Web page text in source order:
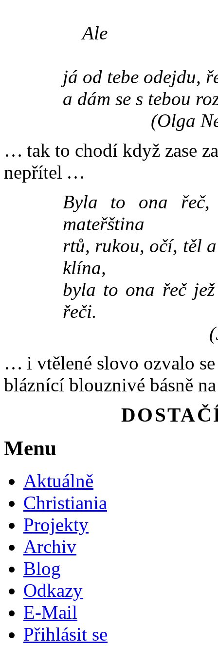
Ale
já od tebe odejdu,
a dám se s tebou
(Olga
… tak to chodí když zase
nepřítel …
Byla to ona
mateřština
rtů, rukou, očí, těl
klína,
byla to ona řeč
řeči.
… i vtělené slovo ozvalo
bláznící blouznivé básně
Menu
Aktuálně
Christiania
Projekty
Archiv
Blog
Odkazy
E-Mail
Přihlásit se